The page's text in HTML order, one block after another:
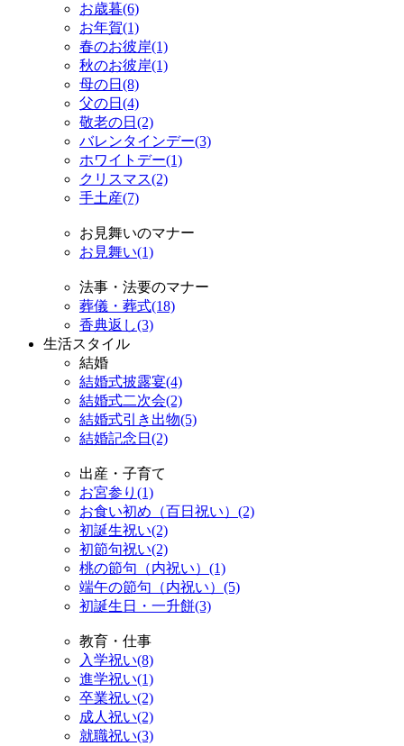
お歳暮(6)
お年賀(1)
春のお彼岸(1)
秋のお彼岸(1)
母の日(8)
父の日(4)
敬老の日(2)
バレンタインデー(3)
ホワイトデー(1)
クリスマス(2)
手土産(7)
お見舞いのマナー
お見舞い(1)
法事・法要のマナー
葬儀・葬式(18)
香典返し(3)
生活スタイル
結婚
結婚式披露宴(4)
結婚式二次会(2)
結婚式引き出物(5)
結婚記念日(2)
出産・子育て
お宮参り(1)
お食い初め（百日祝い）(2)
初誕生祝い(2)
初節句祝い(2)
桃の節句（内祝い）(1)
端午の節句（内祝い）(5)
初誕生日・一升餅(3)
教育・仕事
入学祝い(8)
進学祝い(1)
卒業祝い(2)
成人祝い(2)
就職祝い(3)